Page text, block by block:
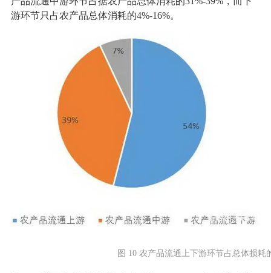
游环节只占农产品总体消耗的4%-16%。
图 10 农产品流通上下游环节占总体损耗